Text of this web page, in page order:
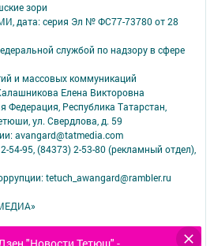
зори
дата: серия Эл № ФС77-73780 от 28
службой по надзору в сфере
и массовых коммуникаций
Елена Викторовна
Федерация, Республика Татарстан,
ул. Свердлова, д. 59
avangard@tatmedia.com
54-95, (84373) 2-53-80 (рекламный отдел),
tetuch_awangard@rambler.ru